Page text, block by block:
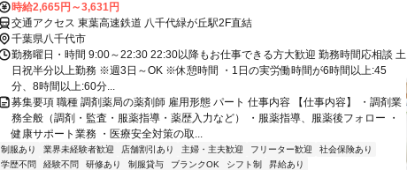
時給2,665円～3,631円
交通アクセス 東葉高速鉄道 八千代緑が丘駅2F直結
千葉県八千代市
勤務曜日・時間 9:00～22:30 22:30以降もお仕事できる方大歓迎 勤務時間応相談 土
日祝半分以上勤務 ※週3日～OK ※休憩時間 ・1日の実労働時間が6時間以上:45
分、8時間以上:60分...
募集要項 職種 調剤薬局の薬剤師 雇用形態 パート 仕事内容 【仕事内容】 ・調剤業
務全般（調剤・監査・服薬指導・薬歴入力など） ・服薬指導、服薬後フォロー ・
健康サポート業務 ・医療安全対策の取...
制服あり 業界未経験者歓迎 店舗割引あり 主婦・主夫歓迎 フリーター歓迎
社会保険あり
学歴不問
経験不問 研修あり 制服貸与 ブランクOK シフト制 昇給あり